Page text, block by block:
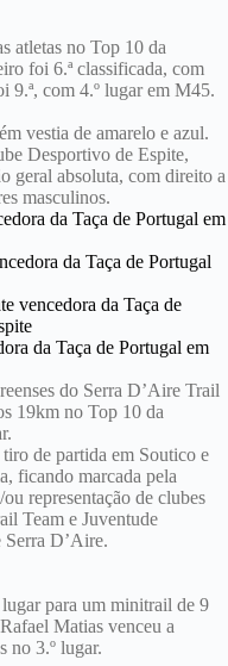
atletas no Top 10 da
foi 6.ª classificada, com
9.ª, com 4.º lugar em M45.
vestia de amarelo e azul.
Desportivo de Espite,
geral absoluta, com direito a
masculinos.
do Serra D’Aire Trail
19km no Top 10 da
de partida em Soutico e
ficando marcada pela
representação de clubes
Team e Juventude
Serra D’Aire.
para um minitrail de 9
Matias venceu a
no 3.º lugar.